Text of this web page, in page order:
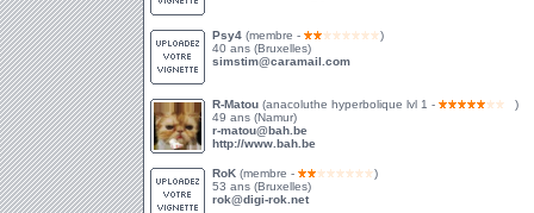
Psy4 (membre -
)
40 ans (Bruxelles)
simstim@caramail.com
R-Matou (anacoluthe hyperbolique lvl 1 -
)
49 ans (Namur)
r-matou@bah.be
http://www.bah.be
RoK (membre -
)
53 ans (Bruxelles)
rok@digi-rok.net